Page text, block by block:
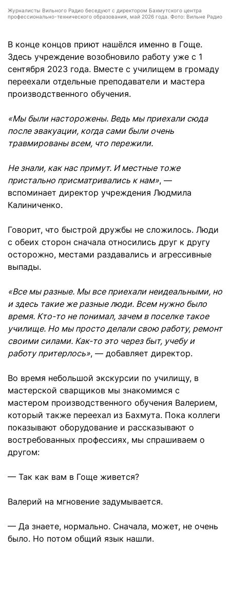
Журналисты Вильного Радио беседуют с директором Бахмутского центра
профессионально-технического образования, май 2026 года. Фото: Вильне Радио
В конце концов приют нашёлся именно в Гоще.
Здесь учреждение возобновило работу уже с 1
сентября 2023 года. Вместе с училищем в громаду
переехали отдельные преподаватели и мастера
производственного обучения.
«Мы были насторожены. Ведь мы приехали сюда
после эвакуации, когда сами были очень
травмированы всем, что пережили.
Не знали, как нас примут. И местные тоже
пристально присматривались к нам», —
вспоминает директор учреждения Людмила
Калиниченко.
Говорит, что быстрой дружбы не сложилось. Люди
с обеих сторон сначала относились друг к другу
осторожно, местами раздавались и агрессивные
выпады.
«Все мы разные. Мы все приехали неидеальными, но
и здесь такие же разные люди. Всем нужно было
время. Кто-то не понимал, зачем в поселке такое
училище. Но мы просто делали свою работу, ремонт
своими силами. Как-то это через быт, учебу и
работу притерлось», — добавляет директор.
Во время небольшой экскурсии по училищу, в
мастерской сварщиков мы знакомимся с
мастером производственного обучения Валерием,
который также переехал из Бахмута. Пока коллеги
показывают оборудование и рассказывают о
востребованных профессиях, мы спрашиваем о
другом:
— Так как вам в Гоще живется?
Валерий на мгновение задумывается.
— Да знаете, нормально. Сначала, может, не очень
было. Но потом общий язык нашли.